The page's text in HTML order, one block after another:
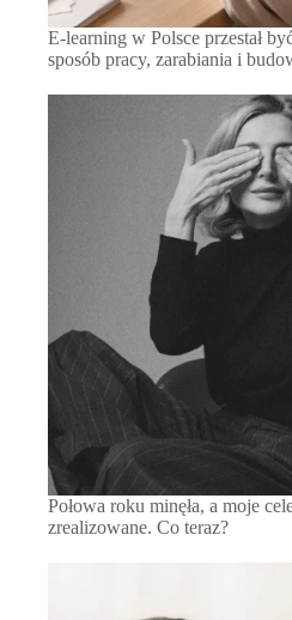
E-learning w Polsce przestał
sposób pracy, zarabiania i
Połowa roku minęła, a moje
zrealizowane. Co teraz?